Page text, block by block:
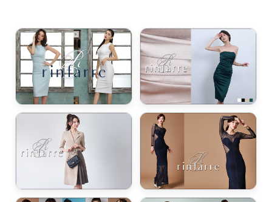
エレガンスをひとさじー
エット。 夏の視線を独り占めする「夏の主役ラップロングドレス」